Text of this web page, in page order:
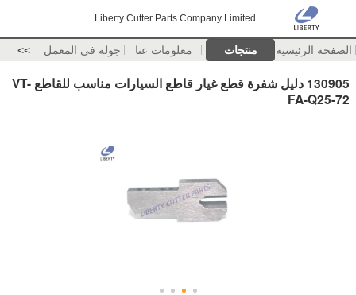
Liberty Cutter Parts Company Limited
الصفحة الرئيسية منتجات معلومات عنا جولة في المعمل >>
130905 دليل شفرة قطع غيار قاطع السيارات مناسب للقاطع VT-
FA-Q25-72